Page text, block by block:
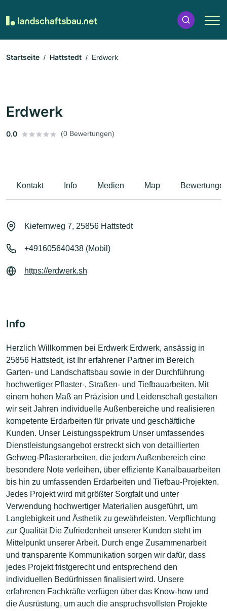
Startseite Hattstedt Erdwerk
Erdwerk
0.0 (0 Bewertungen)
Kontakt Info Medien Map
Kiefernweg 7, 25856 Hattstedt
+491605640438 (Mobil)
https://erdwerk.sh
Info
Herzlich Willkommen bei Erdwerk Erdwerk, ansässig in
25856 Hattstedt, ist Ihr erfahrener Partner im Bereich
Garten- und Landschaftsbau sowie in der Durchführung
hochwertiger Pflaster-, Straßen- und Tiefbauarbeiten. Mit
einem hohen Maß an Präzision und Leidenschaft gestalten
wir seit Jahren individuelle Außenbereiche und realisieren
kompetente Erdarbeiten für private und geschäftliche
Kunden. Unser Leistungsspektrum Unser umfassendes
Dienstleistungsangebot erstreckt sich von detaillierten
Gehweg-Pflasterarbeiten, die jedem Außenbereich eine
besondere Note verleihen, über effiziente Kanalbauarbeiten
bis hin zu umfassenden Erdarbeiten und Tiefbau-Projekten.
Jedes Projekt wird mit größter Sorgfalt und unter
Verwendung hochwertiger Materialien ausgeführt, um
Langlebigkeit und Ästhetik zu gewährleisten. Verpflichtung
zur Qualität Die Zufriedenheit unserer Kunden steht im
Mittelpunkt unserer Arbeit. Durch enge Zusammenarbeit
und transparente Kommunikation sorgen wir dafür, dass
jedes Projekt fristgerecht und entsprechend den
individuellen Bedürfnissen finalisiert wird. Unsere
erfahrenen Fachkräfte verfügen über das Know-how und
die Ausrüstung, um auch die anspruchsvollsten Projekte